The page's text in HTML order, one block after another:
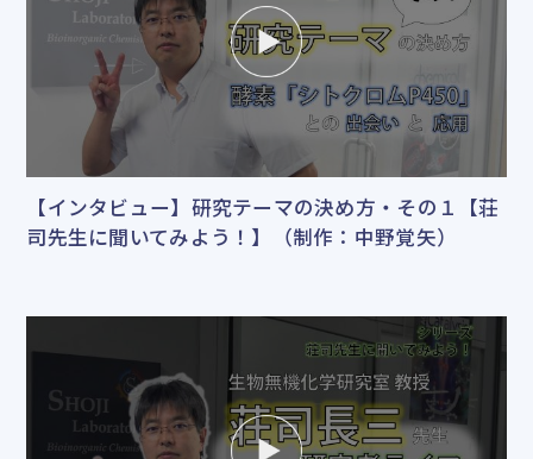
【インタビュー】研究テーマの決め方・その１【荘
司先生に聞いてみよう！】（制作：中野覚矢）